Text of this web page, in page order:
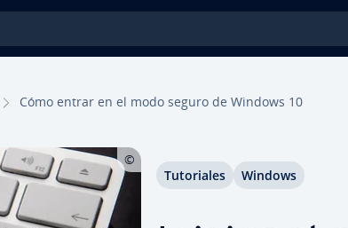
Cómo entrar en el modo seguro de Windows 10
Tu­to­ria­les Windows